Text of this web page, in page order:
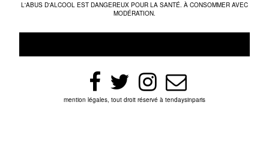
L'ABUS D'ALCOOL EST DANGEREUX POUR LA SANTÉ. À CONSOMMER AVEC
MODÉRATION.
mention légales, tout droit réservé à tendaysinparis